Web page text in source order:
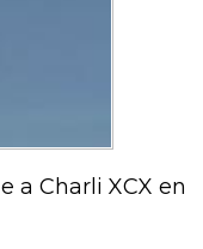
a Charli XCX en